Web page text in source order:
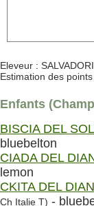
Eleveur :
Estimation des
Enfants
BISCIA DEL
bluebelton
CIADA DEL
lemon
CKITA DEL
Ch Italie T) -